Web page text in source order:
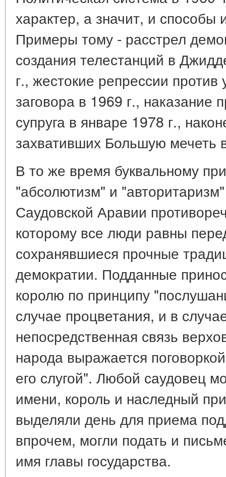
характер, а значит, и
Примеры тому - расстрел
создания телестанций в
г., жестокие репрессии против
заговора в 1969 г.,
супруга в январе 1978 г.,
захвативших Большую мечеть
В то же время буквальному
"абсолютизм" и
Саудовской Аравии
которому все люди равны
сохранявшиеся прочные
демократии. Подданные
королю по принципу
случае процветания, и в
непосредственная связь
народа выражается
его слугой". Любой саудовец
имени, король и наследный
выделяли день для приема
впрочем, могли подать и
имя главы государства.